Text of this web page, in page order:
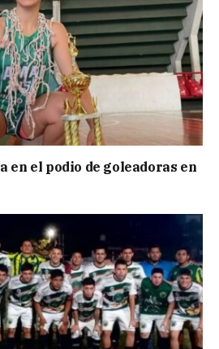
en el podio de goleadoras en